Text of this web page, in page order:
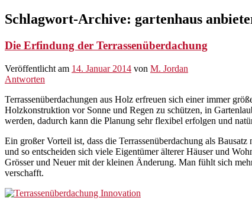
Schlagwort-Archive: gartenhaus
Die Erfindung der Terrassenüberdachung
Veröffentlicht am 14. Januar 2014 von M. Jordan
Antworten
Terrassenüberdachungen aus Holz erfreuen sich einer immer
Holzkonstruktion vor Sonne und Regen zu schützen, in
werden, dadurch kann die Planung sehr flexibel erfolgen und
Ein großer Vorteil ist, dass die Terrassenüberdachung als
und so entscheiden sich viele Eigentümer älterer Häuser und
Grösser und Neuer mit der kleinen Änderung. Man fühlt sich
verschafft.